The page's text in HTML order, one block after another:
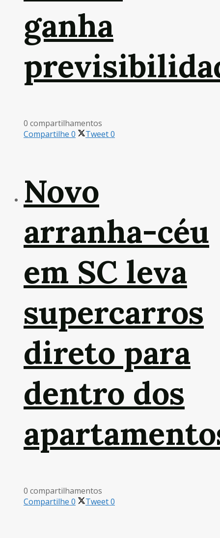
ganha
0 compartilhamentos
Compartilhe 0 Tweet0
Novo
arranha-céu
em SC leva
supercarros
direto para
dentro dos
0 compartilhamentos
Compartilhe 0 Tweet0